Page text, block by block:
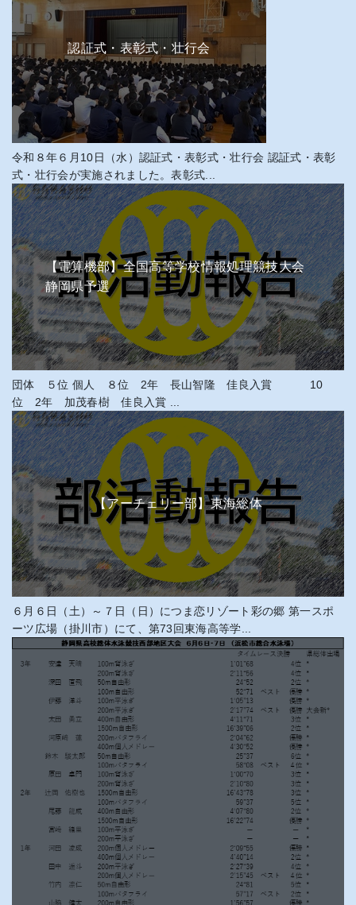
認証式・表彰式・壮行会
令和８年６月10日（水）認証式・表彰式・壮行会 認証式・表彰
式・壮行会が実施されました。表彰式...
【電算機部】全国高等学校情報処理競技大会
静岡県予選
団体 ５位 個人 ８位 2年 長山智隆 佳良入賞 10
位 2年 加茂春樹 佳良入賞 ...
【アーチェリー部】東海総体
６月６日（土）～７日（日）につま恋リゾート彩の郷 第一スポ
ーツ広場（掛川市）にて、第73回東海高等学...